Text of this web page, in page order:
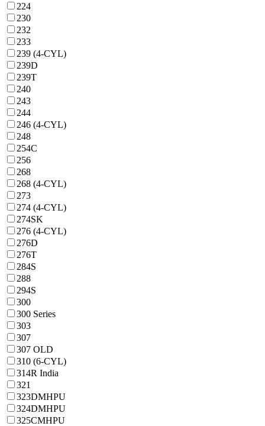
224
230
232
233
239 (4-CYL)
239D
239T
240
243
244
246 (4-CYL)
248
254C
256
268
268 (4-CYL)
273
274 (4-CYL)
274SK
276 (4-CYL)
276D
276T
284S
288
294S
300
300 Series
303
307
307 OLD
310 (6-CYL)
314R India
321
323DMHPU
324DMHPU
325CMHPU